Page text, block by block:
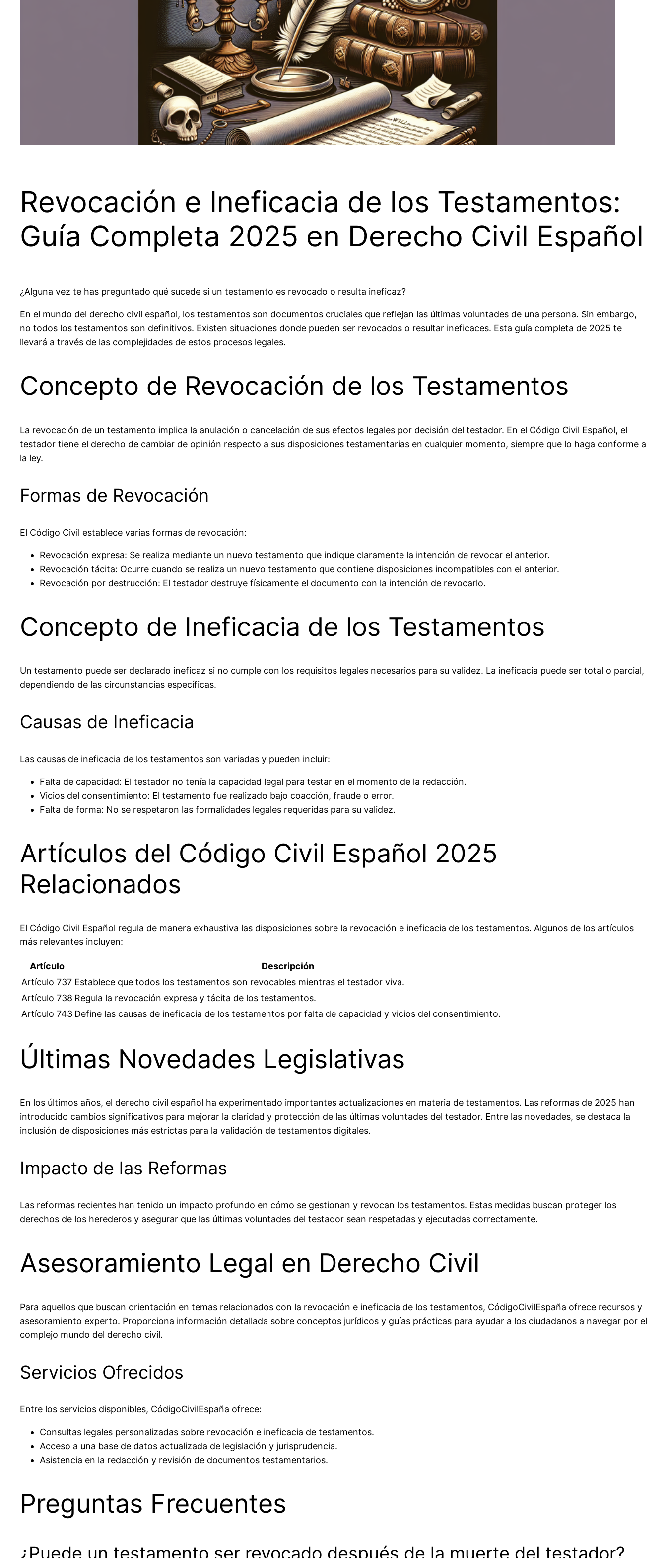
Revocación e Ineficacia de los Testamentos:
Guía Completa 2025 en Derecho Civil Español
¿Alguna vez te has preguntado qué sucede si un testamento es revocado o resulta ineficaz?
En el mundo del derecho civil español, los testamentos son documentos cruciales que reflejan las últimas voluntades de una persona. Sin embargo,
no todos los testamentos son definitivos. Existen situaciones donde pueden ser revocados o resultar ineficaces. Esta guía completa de 2025 te
llevará a través de las complejidades de estos procesos legales.
Concepto de Revocación de los Testamentos
La revocación de un testamento implica la anulación o cancelación de sus efectos legales por decisión del testador. En el Código Civil Español, el
testador tiene el derecho de cambiar de opinión respecto a sus disposiciones testamentarias en cualquier momento, siempre que lo haga conforme a
la ley.
Formas de Revocación
El Código Civil establece varias formas de revocación:
Revocación expresa: Se realiza mediante un nuevo testamento que indique claramente la intención de revocar el anterior.
Revocación tácita: Ocurre cuando se realiza un nuevo testamento que contiene disposiciones incompatibles con el anterior.
Revocación por destrucción: El testador destruye físicamente el documento con la intención de revocarlo.
Concepto de Ineficacia de los Testamentos
Un testamento puede ser declarado ineficaz si no cumple con los requisitos legales necesarios para su validez. La ineficacia puede ser total o parcial,
dependiendo de las circunstancias específicas.
Causas de Ineficacia
Las causas de ineficacia de los testamentos son variadas y pueden incluir:
Falta de capacidad: El testador no tenía la capacidad legal para testar en el momento de la redacción.
Vicios del consentimiento: El testamento fue realizado bajo coacción, fraude o error.
Falta de forma: No se respetaron las formalidades legales requeridas para su validez.
Artículos del Código Civil Español 2025
Relacionados
El Código Civil Español regula de manera exhaustiva las disposiciones sobre la revocación e ineficacia de los testamentos. Algunos de los artículos
más relevantes incluyen:
Artículo
Descripción
Artículo 737 Establece que todos los testamentos son revocables mientras el testador viva.
Artículo 738 Regula la revocación expresa y tácita de los testamentos.
Artículo 743 Define las causas de ineficacia de los testamentos por falta de capacidad y vicios del consentimiento.
Últimas Novedades Legislativas
En los últimos años, el derecho civil español ha experimentado importantes actualizaciones en materia de testamentos. Las reformas de 2025 han
introducido cambios significativos para mejorar la claridad y protección de las últimas voluntades del testador. Entre las novedades, se destaca la
inclusión de disposiciones más estrictas para la validación de testamentos digitales.
Impacto de las Reformas
Las reformas recientes han tenido un impacto profundo en cómo se gestionan y revocan los testamentos. Estas medidas buscan proteger los
derechos de los herederos y asegurar que las últimas voluntades del testador sean respetadas y ejecutadas correctamente.
Asesoramiento Legal en Derecho Civil
Para aquellos que buscan orientación en temas relacionados con la revocación e ineficacia de los testamentos, CódigoCivilEspaña ofrece recursos y
asesoramiento experto. Proporciona información detallada sobre conceptos jurídicos y guías prácticas para ayudar a los ciudadanos a navegar por el
complejo mundo del derecho civil.
Servicios Ofrecidos
Entre los servicios disponibles, CódigoCivilEspaña ofrece:
Consultas legales personalizadas sobre revocación e ineficacia de testamentos.
Acceso a una base de datos actualizada de legislación y jurisprudencia.
Asistencia en la redacción y revisión de documentos testamentarios.
Preguntas Frecuentes
¿Puede un testamento ser revocado después de la muerte del testador?